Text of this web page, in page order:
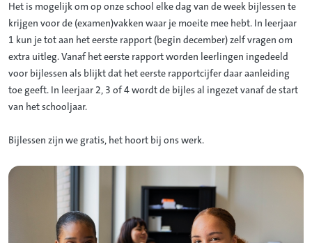
Het is mogelijk om op onze school elke dag van de week bijlessen te
krijgen voor de (examen)vakken waar je moeite mee hebt. In leerjaar
1 kun je tot aan het eerste rapport (begin december) zelf vragen om
extra uitleg. Vanaf het eerste rapport worden leerlingen ingedeeld
voor bijlessen als blijkt dat het eerste rapportcijfer daar aanleiding
toe geeft. In leerjaar 2, 3 of 4 wordt de bijles al ingezet vanaf de start
van het schooljaar.
Bijlessen zijn we gratis, het hoort bij ons werk.